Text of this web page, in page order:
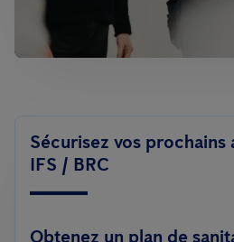
Sécurisez vos prochains
IFS / BRC
Obtenez un plan de